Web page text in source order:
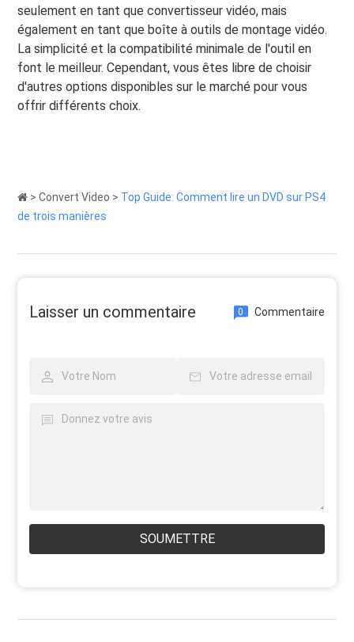
seulement en tant que convertisseur vidéo, mais
également en tant que boîte à outils de montage vidéo.
La simplicité et la compatibilité minimale de l'outil en
font le meilleur. Cependant, vous êtes libre de choisir
d'autres options disponibles sur le marché pour vous
offrir différents choix.
>Convert Video > Top Guide: Comment lire un DVD sur PS4
de trois manières
Laisser un commentaire 0 Commentaire
SOUMETTRE